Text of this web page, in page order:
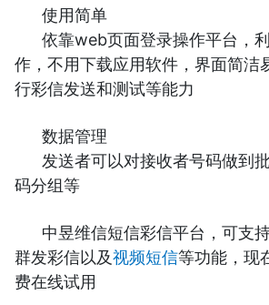
使用简单
依靠web页面登录操作平台，
作，不用下载应用软件，界面简洁
行彩信发送和测试等能力
数据管理
发送者可以对接收者号码做到
码分组等
中昱维信短信彩信平台，可支
群发彩信以及视频短信等功能，现
费在线试用